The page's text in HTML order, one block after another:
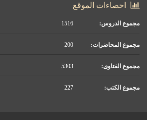
احصاءات الموقع
مجموع الدروس:
مجموع المحاضرات:
مجموع الفتاوى:
مجموع الكتب: